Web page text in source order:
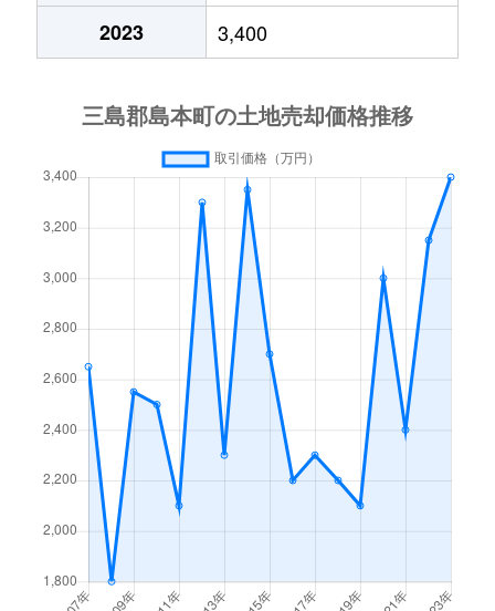
2023 3,400